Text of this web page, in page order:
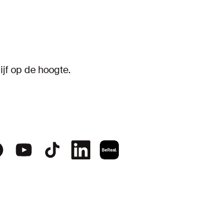
op de hoogte.